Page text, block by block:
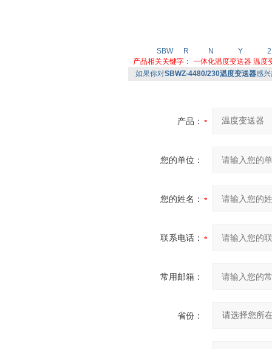
SBW R N Y
2
产品相关关键字： 一体化温度变送器 温度
如果你对SBWZ-4480/230温度变送器感兴
产品：
您的单位：
您的姓名：
联系电话：
常用邮箱：
省份：